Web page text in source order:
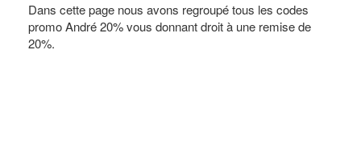
Dans cette page nous avons regroupé tous les codes
promo André 20% vous donnant droit à une remise de
20%.